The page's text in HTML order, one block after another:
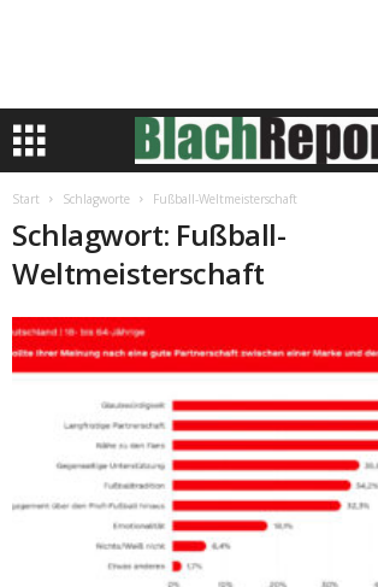
Start Schlagworte Fußball-Weltmeisterschaft
Schlagwort: Fußball-
Weltmeisterschaft